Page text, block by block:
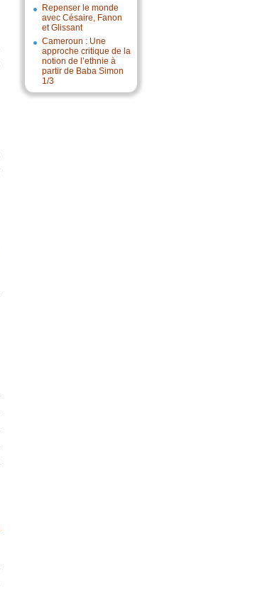
Repenser le monde
avec Césaire, Fanon
et Glissant
Cameroun : Une
approche critique de la
notion de l’ethnie à
partir de Baba Simon
1/3